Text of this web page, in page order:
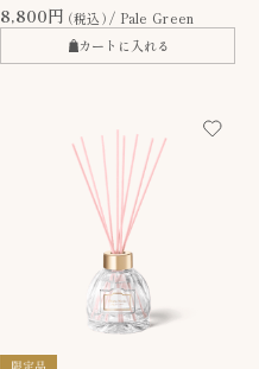
8,800円（税込） Pale Green
カートに入れる